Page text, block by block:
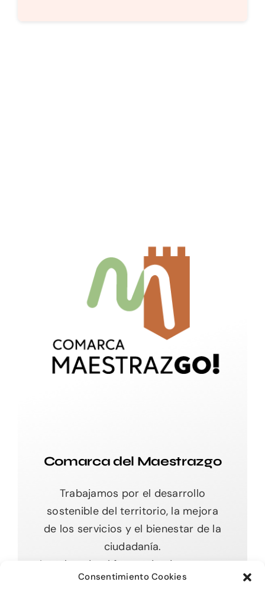
Consentimiento Cookies
Comarca del Maestrazgo
Trabajamos por el desarrollo
sostenible del territorio, la mejora
de los servicios y el bienestar de la
ciudadanía.
Impulsando el futuro desde nuestras
raíces.